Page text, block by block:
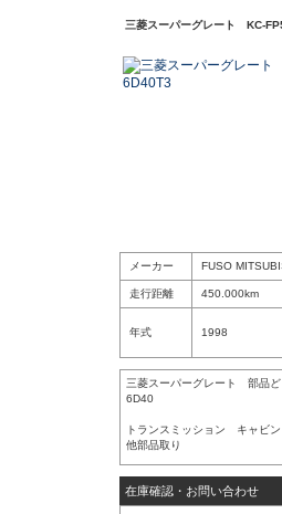
三菱スーパーグレート KC-
メーカー FUSO
走行距離 450.000km
年式 1998
三菱スーパーグレート 部品
6D40
トランスミッション キャビ
他部品取り
在庫確認・お問い合わせ